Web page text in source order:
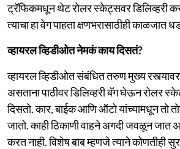
ट्रॅफिकमधून थेट रोलर स्केट्सवर डिलिव्हरी
त्याचा हा वेग पाहता क्षणभरासाठीही काळजात
व्हायरल व्हिडीओत नेमकं काय दिसतं?
व्हायरल व्हिडीओत संबंधित तरुण मुख्य
असताना पाठीवर डिलिव्हरी बॅग घेऊन रोलर
दिसतो. कार, बाईक आणि ऑटो यांच्यामधून तो
जातो. काही ठिकाणी वाहने अगदी जवळून जात
करत नाही. विशेष बाब म्हणजे त्याने कोणतीही